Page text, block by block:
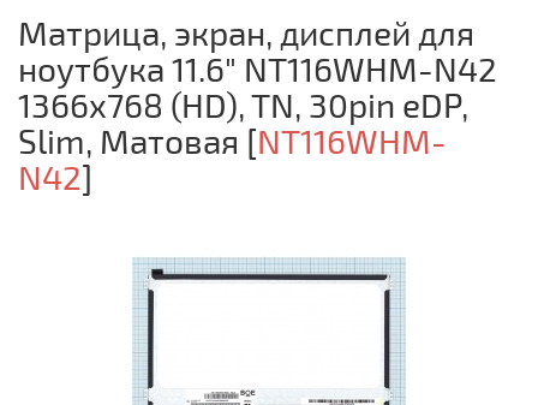
Матрица, экран, дисплей для
ноутбука 11.6" NT116WHM-N42
1366x768 (HD), TN, 30pin eDP,
Slim, Матовая [NT116WHM-
N42]